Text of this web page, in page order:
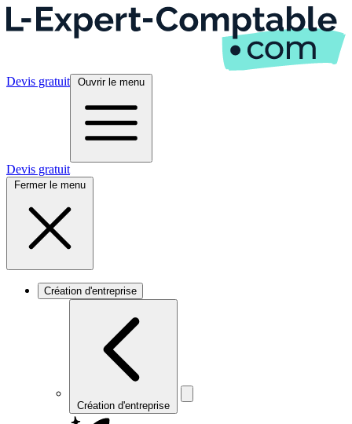
Devis gratuit Ouvrir le menu
Devis gratuit
Fermer le menu
Création d'entreprise
Création d'entreprise